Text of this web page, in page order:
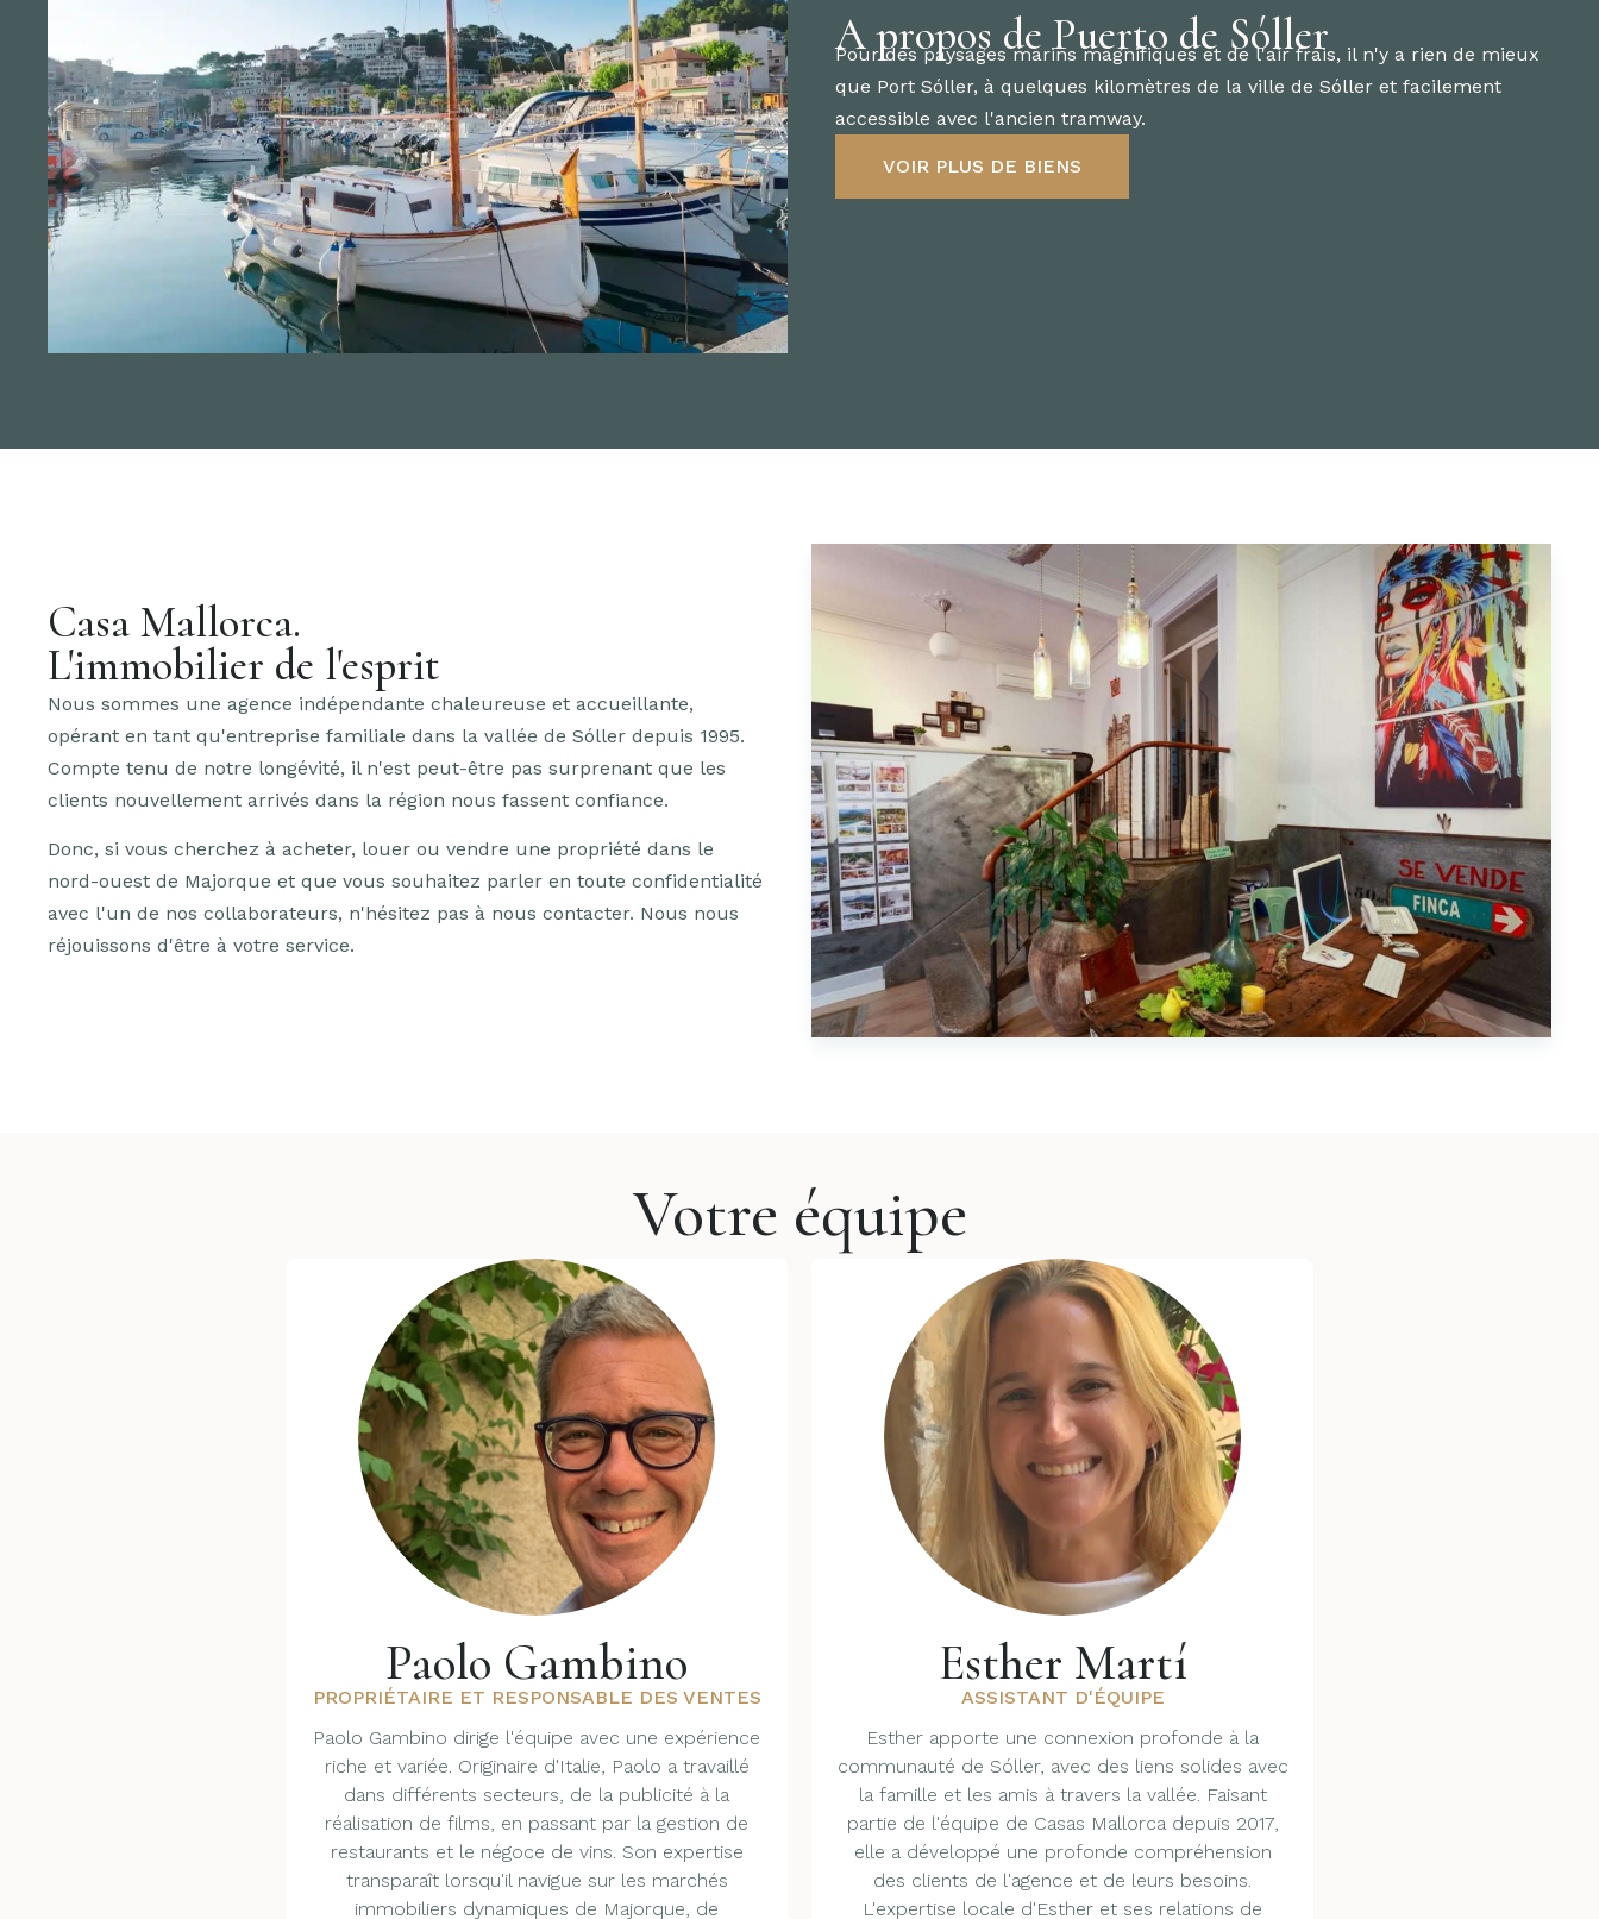
A propos de Puerto de Sóller
Pour des paysages marins magnifiques et de l'air frais, il n'y a rien de mieux
que Port Sóller, à quelques kilomètres de la ville de Sóller et facilement
accessible avec l'ancien tramway.
VOIR PLUS DE BIENS
Casa Mallorca.
L'immobilier de l'esprit
Nous sommes une agence indépendante chaleureuse et accueillante,
opérant en tant qu'entreprise familiale dans la vallée de Sóller depuis 1995.
Compte tenu de notre longévité, il n'est peut-être pas surprenant que les
clients nouvellement arrivés dans la région nous fassent confiance.
Donc, si vous cherchez à acheter, louer ou vendre une propriété dans le
nord-ouest de Majorque et que vous souhaitez parler en toute confidentialité
avec l'un de nos collaborateurs, n'hésitez pas à nous contacter. Nous nous
réjouissons d'être à votre service.
Votre équipe
Paolo Gambino
PROPRIÉTAIRE ET RESPONSABLE DES VENTES
Paolo Gambino dirige l'équipe avec une expérience
riche et variée. Originaire d'Italie, Paolo a travaillé
dans différents secteurs, de la publicité à la
réalisation de films, en passant par la gestion de
restaurants et le négoce de vins. Son expertise
transparaît lorsqu'il navigue sur les marchés
immobiliers dynamiques de Majorque, de
Esther Martí
ASSISTANT D'ÉQUIPE
Esther apporte une connexion profonde à la
communauté de Sóller, avec des liens solides avec
la famille et les amis à travers la vallée. Faisant
partie de l'équipe de Casas Mallorca depuis 2017,
elle a développé une profonde compréhension
des clients de l'agence et de leurs besoins.
L'expertise locale d'Esther et ses relations de